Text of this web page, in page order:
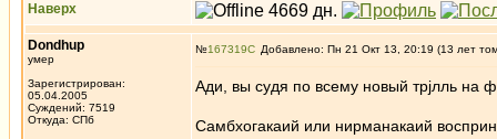
Наверх
Dondhup
умер
Зарегистрирован:
05.04.2005
Суждений: 7519
Откуда: СПб
№167319 Добавлено: Пн 21 Окт 13, 20:19 (13 лет
Ади, вы судя по всему новый трjлль на
Самбхогакаий или нирманакаий